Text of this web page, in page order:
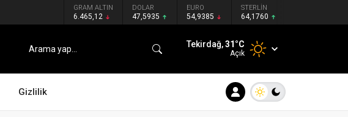
GRAM ALTIN
6.465,12
DOLAR
47,5935
EURO
54,9385
STERLİN
64,1760
Tekirdağ,31°C
Açık
Gizlilik